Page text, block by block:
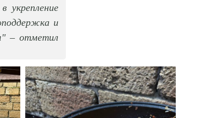
укрепление
и
– отметил